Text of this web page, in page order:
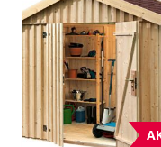
terméknek
több
variációja
van.
változatok